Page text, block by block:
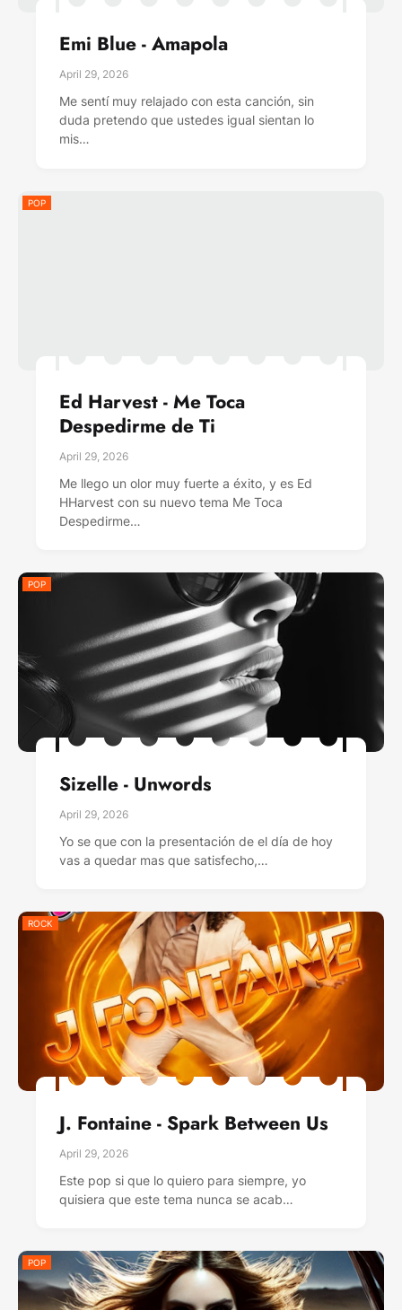
Emi Blue - Amapola
April 29, 2026
Me sentí muy relajado con esta canción, sin
duda pretendo que ustedes igual sientan lo
mis…
POP
Ed Harvest - Me Toca
Despedirme de Ti
April 29, 2026
Me llego un olor muy fuerte a éxito, y es Ed
HHarvest con su nuevo tema Me Toca
Despedirme…
POP
Sizelle - Unwords
April 29, 2026
Yo se que con la presentación de el día de hoy
vas a quedar mas que satisfecho,…
ROCK
J. Fontaine - Spark Between Us
April 29, 2026
Este pop si que lo quiero para siempre, yo
quisiera que este tema nunca se acab…
POP